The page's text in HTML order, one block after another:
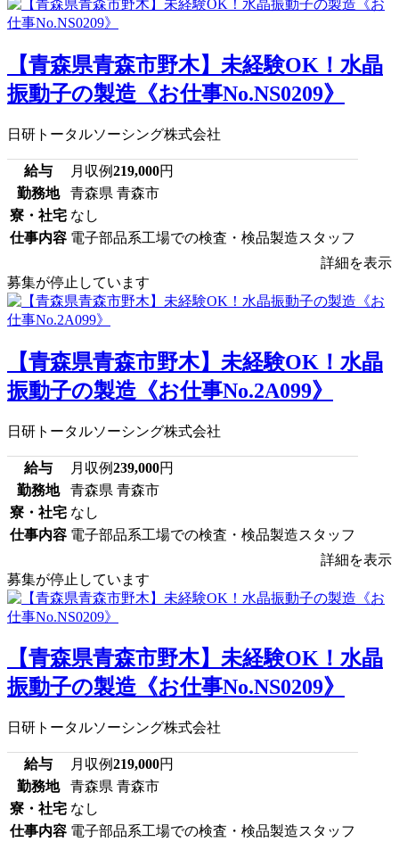
【青森県青森市野木】未経験OK！水晶
振動子の製造《お仕事No.NS0209》
日研トータルソーシング株式会社
給与 月収例219,000円
勤務地
青森県 青森市
寮・社宅 なし
仕事内容 電子部品系工場での検査・検品製造スタッフ
詳細を表示
募集が停止しています
【青森県青森市野木】未経験OK！水晶
振動子の製造《お仕事No.2A099》
日研トータルソーシング株式会社
給与 月収例239,000円
勤務地
青森県 青森市
寮・社宅 なし
仕事内容 電子部品系工場での検査・検品製造スタッフ
詳細を表示
募集が停止しています
【青森県青森市野木】未経験OK！水晶
振動子の製造《お仕事No.NS0209》
日研トータルソーシング株式会社
給与 月収例219,000円
勤務地
青森県 青森市
寮・社宅 なし
仕事内容 電子部品系工場での検査・検品製造スタッフ